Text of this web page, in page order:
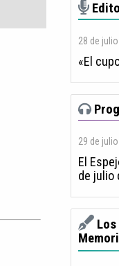
28 de
«El
29 de
El
de julio
Los